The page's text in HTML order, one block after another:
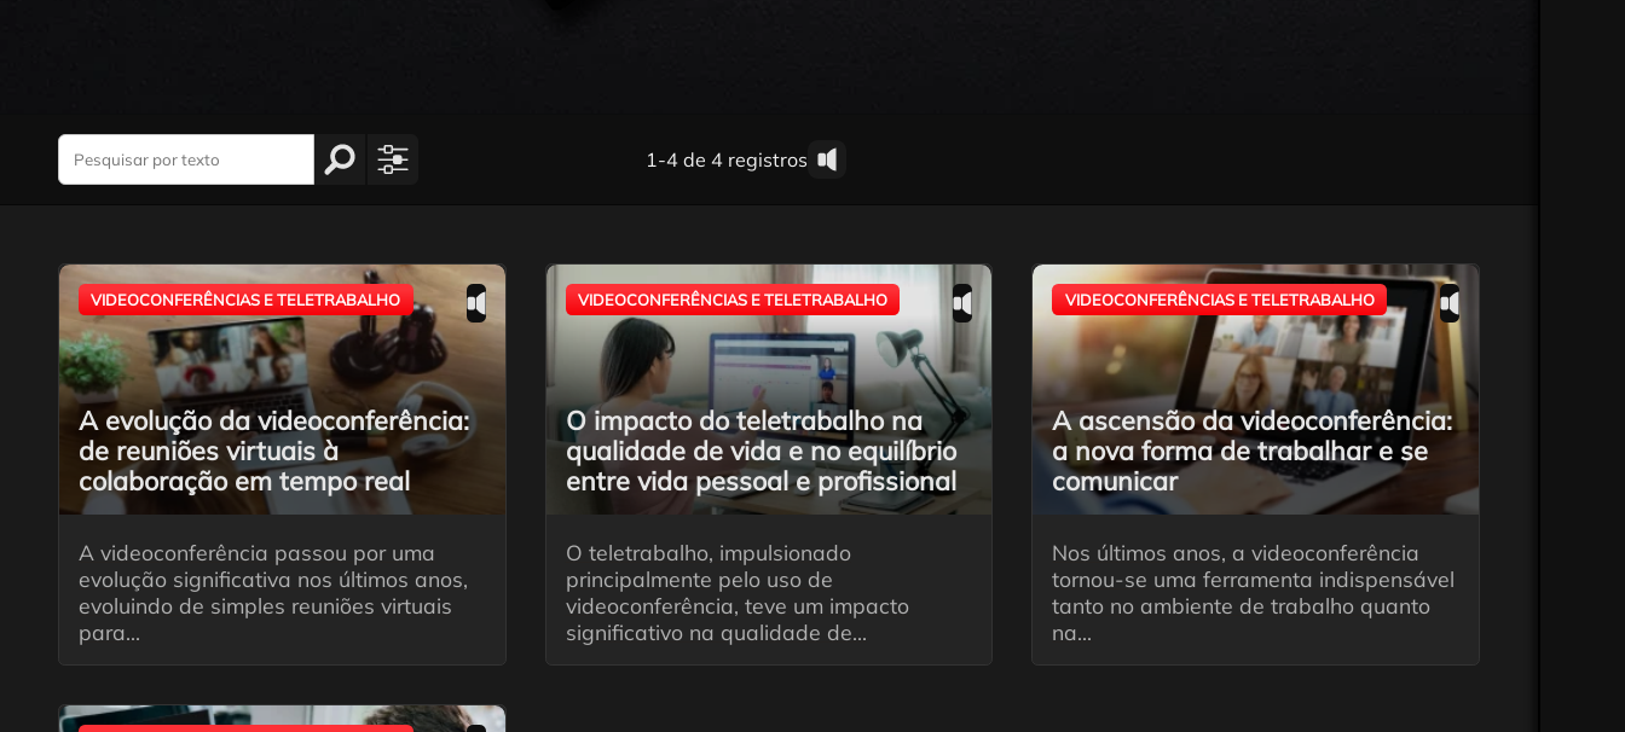
1-4 de 4 registros
VIDEOCONFERÊNCIAS E TELETRABALHO
A evolução da videoconferência:
de reuniões virtuais à
colaboração em tempo real
A videoconferência passou por uma
evolução significativa nos últimos anos,
evoluindo de simples reuniões virtuais
para...
VIDEOCONFERÊNCIAS E TELETRABALHO
O impacto do teletrabalho na
qualidade de vida e no equilíbrio
entre vida pessoal e profissional
O teletrabalho, impulsionado
principalmente pelo uso de
videoconferência, teve um impacto
significativo na qualidade de...
VIDEOCONFERÊNCIAS E TELETRABALHO
A ascensão da videoconferência:
a nova forma de trabalhar e se
comunicar
Nos últimos anos, a videoconferência
tornou-se uma ferramenta indispensável
tanto no ambiente de trabalho quanto
na...